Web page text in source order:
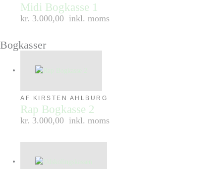
Midi Bogkasse 1
kr. 3.000,00 inkl. moms
Bogkasser
AF KIRSTEN AHLBURG
Rap Bogkasse 2
kr. 3.000,00 inkl. moms